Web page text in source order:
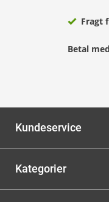
Fragt
Betal med
Kundeservice
Kategorier